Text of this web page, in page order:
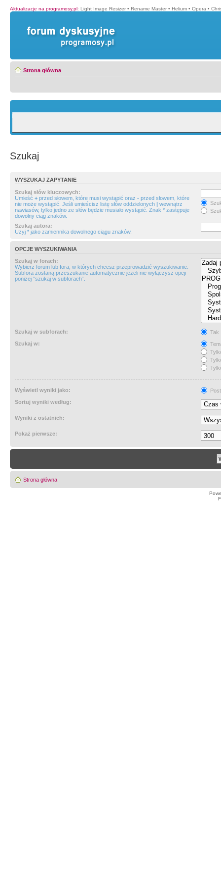
Aktualizacje na programosy.pl: Light Image Resizer • Rename Master • Helium • Opera •
Strona główna
Szukaj
WYSZUKAJ ZAPYTANIE
Szukaj słów kluczowych:
Umieść + przed słowem, które musi wystąpić oraz - przed słowem, które
nie może wystąpić. Jeśli umieścisz listę słów oddzielonych | wewnątrz
nawiasów, tylko jedno ze słów będzie musiało wystąpić. Znak * zastępuje
dowolny ciąg znaków.
Szukaj autora:
Użyj * jako zamiennika dowolnego ciągu znaków.
OPCJE WYSZUKIWANIA
Szukaj w forach:
Wybierz forum lub fora, w których chcesz przeprowadzić wyszukiwanie.
Subfora zostaną przeszukanie automatycznie jeżeli nie wyłączysz opcji
poniżej “szukaj w subforach“.
Szukaj w subforach:
Tak
Szukaj w:
Wyświetl wyniki jako:
Sortuj wyniki według:
Wyniki z ostatnich:
Pokaż pierwsze:
Strona główna